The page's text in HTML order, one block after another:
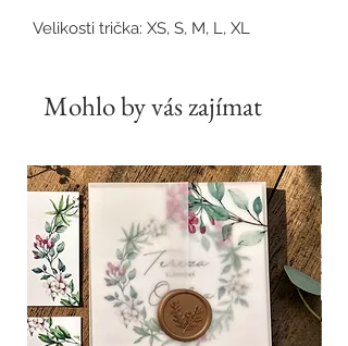
Velikosti trička: XS, S, M, L, XL
Mohlo by vás zajímat